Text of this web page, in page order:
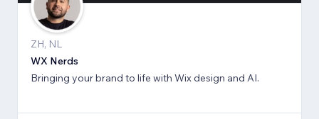
ZH, NL
WX Nerds
Bringing your brand to life with Wix design and AI.